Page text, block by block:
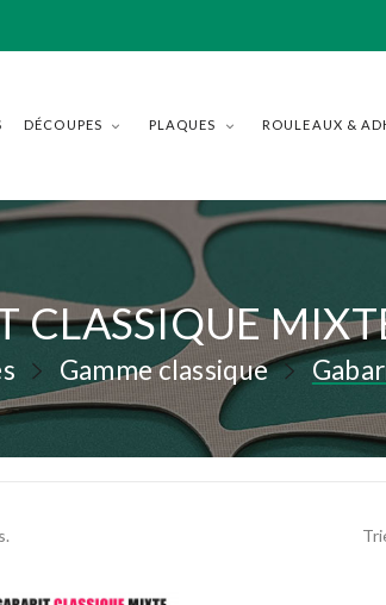
DÉCOUPES PLAQUES ROULEAUX &
CLASSIQUE
Gamme classique